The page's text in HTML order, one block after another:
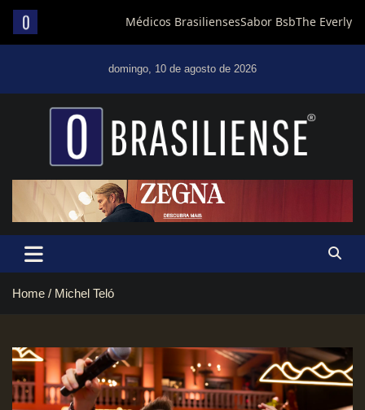
domingo, 10 de agosto de 2026
Um diário de notícias que trabalha por Brasília
Home Michel Teló